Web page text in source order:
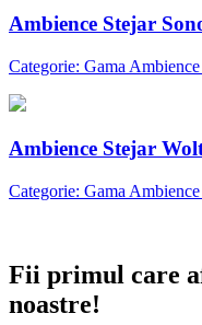
Ambience Stejar
Categorie: Gama
Ambience Stejar
Categorie: Gama
Fii primul care
noastre!